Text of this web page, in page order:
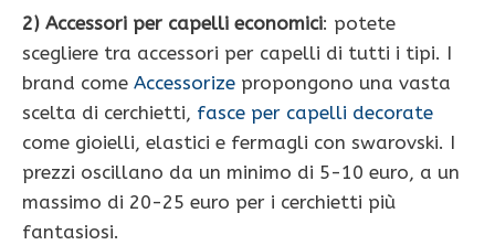
2) Accessori per capelli economici: potete
scegliere tra accessori per capelli di tutti i tipi. I
brand come Accessorize propongono una vasta
scelta di cerchietti, fasce per capelli decorate
come gioielli, elastici e fermagli con swarovski. I
prezzi oscillano da un minimo di 5-10 euro, a un
massimo di 20-25 euro per i cerchietti più
fantasiosi.